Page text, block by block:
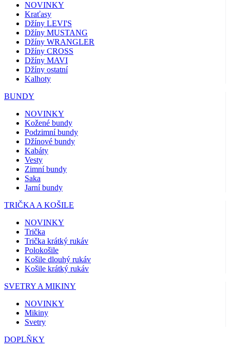
NOVINKY
Kraťasy
Džíny LEVI'S
Džíny MUSTANG
Džíny WRANGLER
Džíny CROSS
Džíny MAVI
Džíny ostatní
Kalhoty
BUNDY
NOVINKY
Kožené bundy
Podzimní bundy
Džínové bundy
Kabáty
Vesty
Zimní bundy
Saka
Jarní bundy
TRIČKA A KOŠILE
NOVINKY
Trička
Trička krátký rukáv
Polokošile
Košile dlouhý rukáv
Košile krátký rukáv
SVETRY A MIKINY
NOVINKY
Mikiny
Svetry
DOPLŇKY